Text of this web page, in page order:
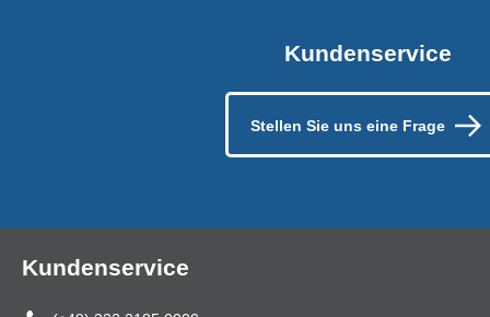
Kundenservice
Stellen Sie uns eine Frage
Kundenservice